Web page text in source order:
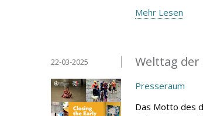
Mehr Lesen
Welttag der
22-03-2025
Presseraum
Das Motto des